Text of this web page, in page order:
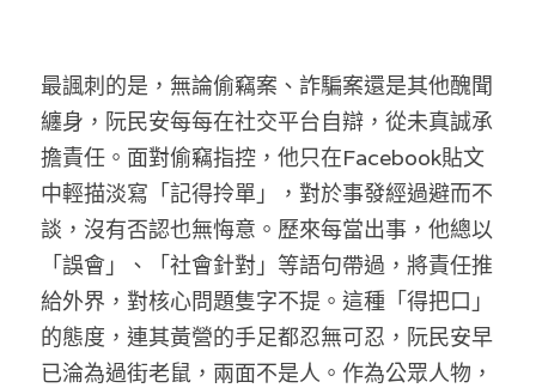
最諷刺的是，無論偷竊案、詐騙案還是其他醜聞
纏身，阮民安每每在社交平台自辯，從未真誠承
擔責任。面對偷竊指控，他只在Facebook貼文
中輕描淡寫「記得拎單」，對於事發經過避而不
談，沒有否認也無悔意。歷來每當出事，他總以
「誤會」、「社會針對」等語句帶過，將責任推
給外界，對核心問題隻字不提。這種「得把口」
的態度，連其黃營的手足都忍無可忍，阮民安早
已淪為過街老鼠，兩面不是人。作為公眾人物，